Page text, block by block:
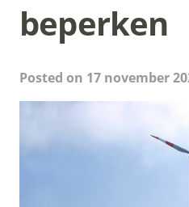
beperken
Posted on 17 november